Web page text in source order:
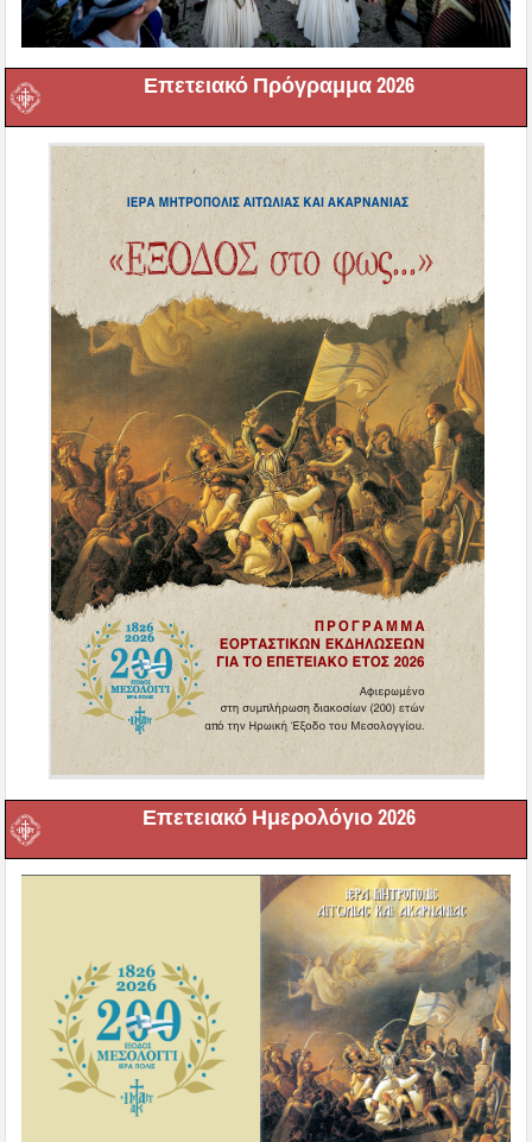
Επετειακό Πρόγραμμα 2026
Επετειακό Ημερολόγιο 2026